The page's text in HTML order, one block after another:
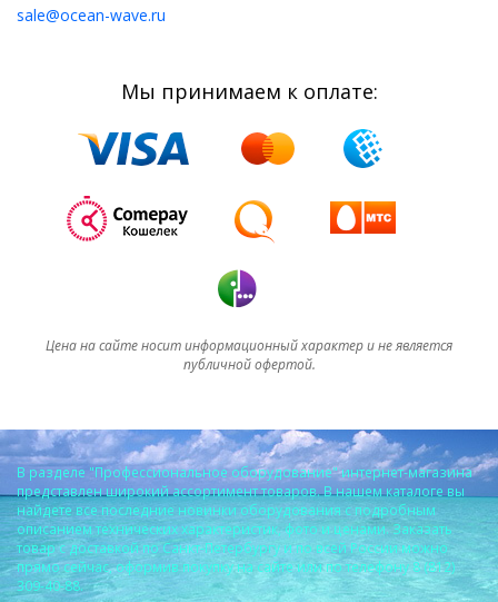
sale@ocean-wave.ru
Мы принимаем к оплате:
Цена на сайте носит информационный характер и не является
публичной офертой.
В разделе "Профессиональное оборудование" интернет-магазина
представлен широкий ассортимент товаров. В нашем каталоге вы
найдете все последние новинки оборудования с подробным
описанием технических характеристик, фото и ценами. Заказать
товар с доставкой по Санкт-Петербургу и по всей России можно
прямо сейчас, оформив покупку на сайте или по телефону 8 (812)
309-40-88.